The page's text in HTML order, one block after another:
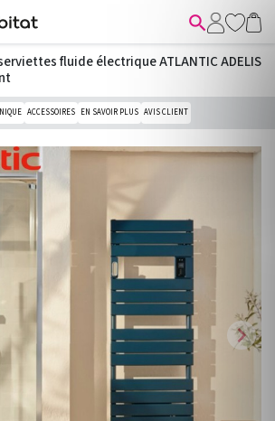

chevron_right
fluide électrique ATLANTIC ADELIS
ACCESSOIRES EN SAVOIR PLUS AVIS CLIENT